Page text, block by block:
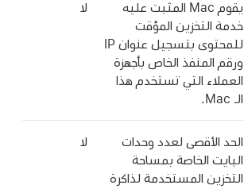
يقوم Mac المثبت عليه
خدمة التخزين المؤقت
للمحتوى بتسجيل عنوان IP
ورقم المنفذ الخاص بأجهزة
العملاء التي تستخدم هذا
لا
الحد الأقصى لعدد وحدات
البايت الخاصة بمساحة
التخزين المستخدمة لذاكرة
لا